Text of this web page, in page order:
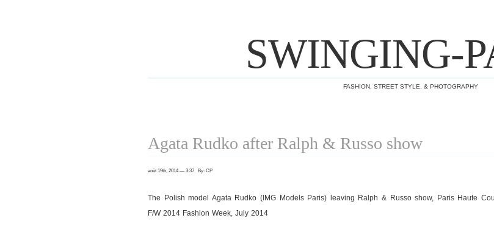
SWINGING-
FASHION, STREET STYLE, & PHOTOGRAPHY
Agata Rudko after Ralph & Russo show
août 19th, 2014 — 3:37 By: CP
The Polish model Agata Rudko (IMG Models Paris) leaving Ralph & Russo show, Paris Haute
F/W 2014 Fashion Week, July 2014